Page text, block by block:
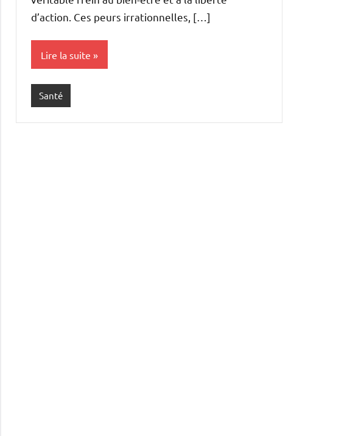
d’action. Ces peurs irrationnelles, […]
Lire la suite
Santé